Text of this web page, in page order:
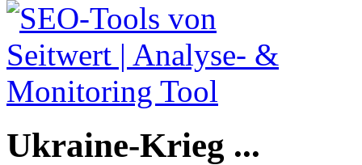
Ukraine-Krieg ...